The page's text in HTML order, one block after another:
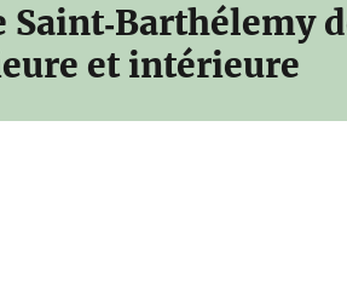
et intérieure